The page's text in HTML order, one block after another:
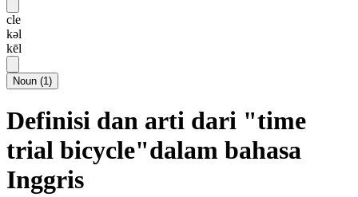
cle
kəl
kēl
Noun (1)
Definisi dan arti dari "time
trial bicycle"dalam bahasa
Inggris